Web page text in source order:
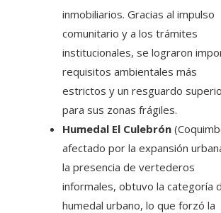
inmobiliarios. Gracias al impulso
comunitario y a los trámites
institucionales, se lograron
requisitos ambientales más
estrictos y un resguardo
para sus zonas frágiles.
Humedal El Culebrón
afectado por la expansión
la presencia de vertederos
informales, obtuvo la categoría
humedal urbano, lo que forzó la